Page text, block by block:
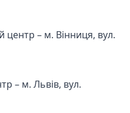
центр – м. Вінниця, вул.
– м. Львів, вул.